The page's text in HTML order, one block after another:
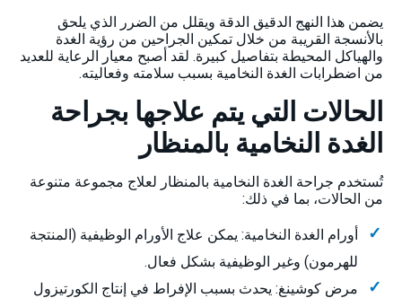
يضمن هذا النهج الدقيق الدقة ويقلل من الضرر الذي يلحق
بالأنسجة القريبة من خلال تمكين الجراحين من رؤية الغدة
والهياكل المحيطة بتفاصيل كبيرة. لقد أصبح معيار الرعاية للعديد
من اضطرابات الغدة النخامية بسبب سلامته وفعاليته.
الحالات التي يتم علاجها بجراحة
الغدة النخامية بالمنظار
تُستخدم جراحة الغدة النخامية بالمنظار لعلاج مجموعة متنوعة
من الحالات، بما في ذلك:
أورام الغدة النخامية: يمكن علاج الأورام الوظيفية (المنتجة
للهرمون) وغير الوظيفية بشكل فعال.
مرض كوشينغ: يحدث بسبب الإفراط في إنتاج الكورتيزول